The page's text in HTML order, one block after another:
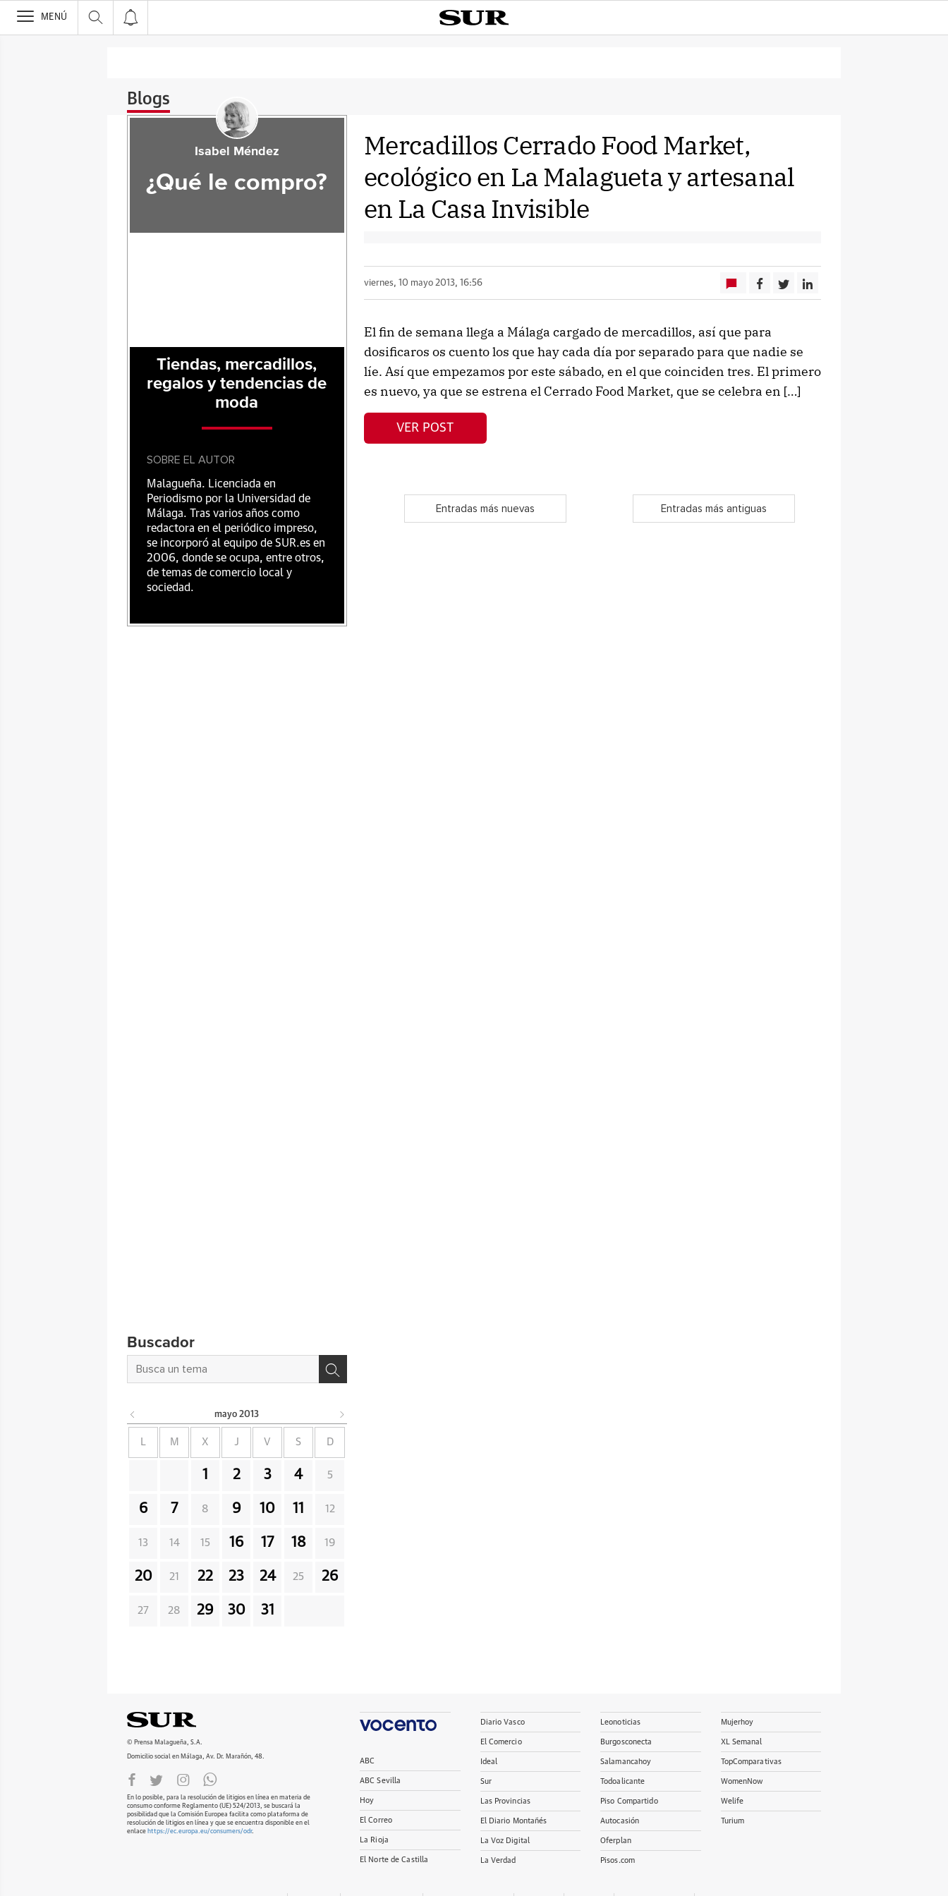
>
MENÚ
Blogs
Mercadillos Cerrado Food Market,
ecológico en La Malagueta y artesanal
en La Casa Invisible
viernes, 10 mayo 2013, 16:56
El fin de semana llega a Málaga cargado de mercadillos, así que para
dosificaros os cuento los que hay cada día por separado para que nadie se
líe. Así que empezamos por este sábado, en el que coinciden tres. El primero
es nuevo, ya que se estrena el Cerrado Food Market, que se celebra en […]
VER POST
Entradas más nuevas Entradas más antiguas
Isabel Méndez
¿Qué le compro?
Tiendas, mercadillos,
regalos y tendencias de
moda
SOBRE EL AUTOR
Malagueña. Licenciada en
Periodismo por la Universidad de
Málaga. Tras varios años como
redactora en el periódico impreso,
se incorporó al equipo de SUR.es en
2006, donde se ocupa, entre otros,
de temas de comercio local y
sociedad.
Buscador
mayo 2013
L M X J V S D
1 2 3 4 5
6 7 8 9 10 11 12
13 14 15 16 17 18 19
20 21 22 23 24 25 26
27 28 29 30 31
© Prensa Malagueña, S.A.
Domicilio social en Málaga, Av. Dr. Marañón, 48.
En lo posible, para la resolución de litigios en línea en materia de
consumo conforme Reglamento (UE) 524/2013, se buscará la
posibilidad que la Comisión Europea facilita como plataforma de
resolución de litigios en línea y que se encuentra disponible en el
enlace https://ec.europa.eu/consumers/odr.
ABC
ABC Sevilla
Hoy
El Correo
La Rioja
El Norte de Castilla
Diario Vasco
El Comercio
Ideal
Sur
Las Provincias
El Diario Montañés
La Voz Digital
La Verdad
Leonoticias
Burgosconecta
Salamancahoy
Todoalicante
Piso Compartido
Autocasión
Oferplan
Pisos.com
Mujerhoy
XL Semanal
TopComparativas
WomenNow
Welife
Turium